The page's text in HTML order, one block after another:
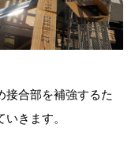
接合部を補強するた
きます。